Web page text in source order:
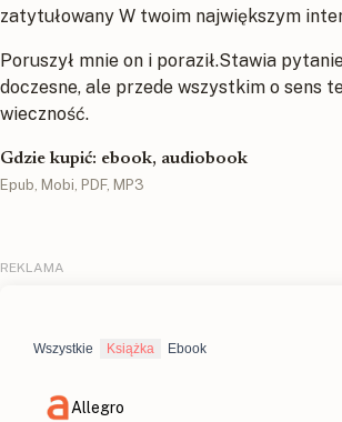
zatytułowany W twoim największym
Poruszył mnie on i poraził.Stawia
doczesne, ale przede wszystkim o sens
wieczność.
Gdzie kupić: ebook, audiobook
Epub, Mobi, PDF, MP3